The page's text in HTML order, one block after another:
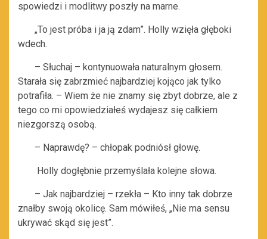
spowiedzi i modlitwy poszły na marne.
„To jest próba i ja ją zdam”. Holly wzięła głęboki
wdech.
– Słuchaj – kontynuowała naturalnym głosem.
Starała się zabrzmieć najbardziej kojąco jak tylko
potrafiła. – Wiem że nie znamy się zbyt dobrze, ale z
tego co mi opowiedziałeś wydajesz się całkiem
niezgorszą osobą.
– Naprawdę? – chłopak podniósł głowę.
Holly dogłębnie przemyślała kolejne słowa.
– Jak najbardziej – rzekła – Kto inny tak dobrze
znałby swoją okolicę. Sam mówiłeś, „Nie ma sensu
ukrywać skąd się jest”.